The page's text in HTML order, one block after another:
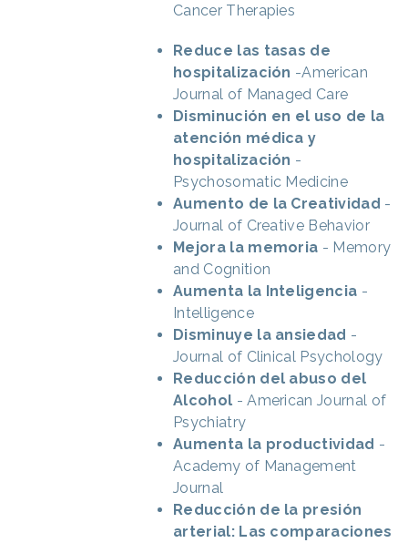
Cancer Therapies
Reduce las tasas de
hospitalización -American
Journal of Managed Care
Disminución en el uso de la
atención médica y
hospitalización -
Psychosomatic Medicine
Aumento de la Creatividad -
Journal of Creative Behavior
Mejora la memoria - Memory
and Cognition
Aumenta la Inteligencia -
Intelligence
Disminuye la ansiedad -
Journal of Clinical Psychology
Reducción del abuso del
Alcohol - American Journal of
Psychiatry
Aumenta la productividad -
Academy of Management
Journal
Reducción de la presión
arterial: Las comparaciones